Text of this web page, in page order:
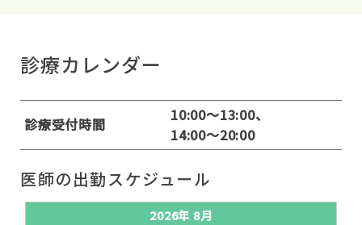
診療カレンダー
診療受付時間
10:00～13:00、
14:00～20:00
医師の出勤スケジュール
2026年 8月